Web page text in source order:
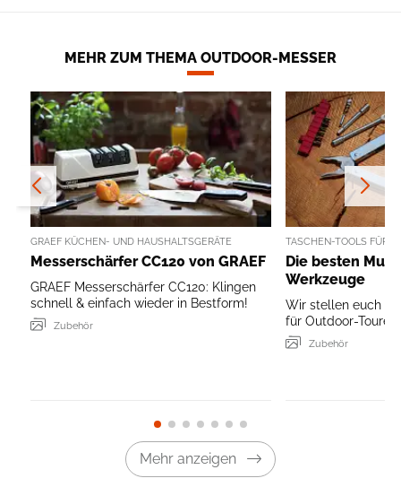
MEHR ZUM THEMA OUTDOOR-MESSER
GRAEF KÜCHEN- UND HAUSHALTSGERÄTE
Messerschärfer CC120 von GRAEF
GRAEF Messerschärfer CC120: Klingen
schnell & einfach wieder in Bestform!
Zubehör
TASCHEN-TOOLS FÜR
Die besten
Werkzeuge
Wir stellen euch
für Outdoor-Touren
Zubehör
Mehr anzeigen